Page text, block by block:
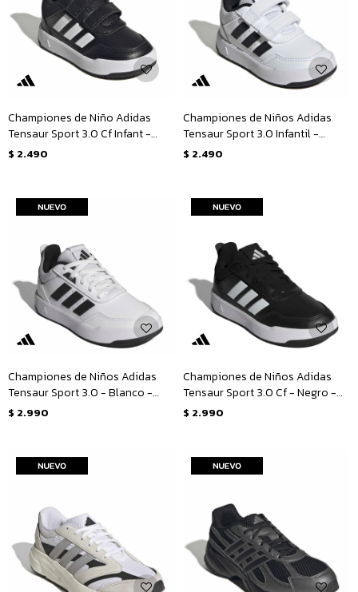
Championes de Niño Adidas
Tensaur Sport 3.0 Cf Infant -
Negro
$ 2.490
Championes de Niños Adidas
Tensaur Sport 3.0 Infantil -
Blanco - Negro
$ 2.490
Championes de Niños Adidas
Tensaur Sport 3.0 - Blanco -
Negro
$ 2.990
Championes de Niños Adidas
Tensaur Sport 3.0 Cf - Negro -
Blanco
$ 2.990